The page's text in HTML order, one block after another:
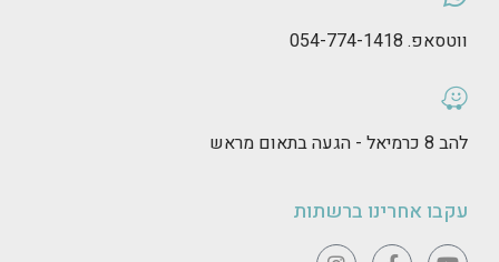
ווטסאפ. 054-774-1418
להב 8 כרמיאל - הגעה בתאום מראש
עקבו אחרינו ברשתות